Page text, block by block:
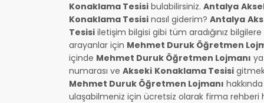
Konaklama Tesisi bulabilirsiniz. Antalya
Konaklama Tesisi nasıl giderim? Antalya
Tesisi iletişim bilgisi gibi tüm aradığınız
arayanlar için Mehmet Duruk Öğretmen
içinde Mehmet Duruk Öğretmen Lojmanı
numarası ve Akseki Konaklama Tesisi
Mehmet Duruk Öğretmen Lojmanı
ulaşabilmeniz için ücretsiz olarak firma rehberi